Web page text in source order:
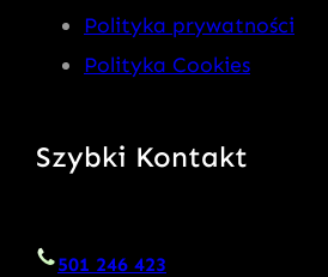
Polityka prywatności
Polityka Cookies
Szybki Kontakt
501 246 423